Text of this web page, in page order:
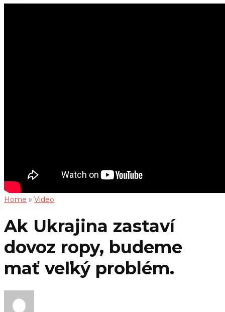
Home » Video
Ak Ukrajina zastaví
dovoz ropy, budeme
mať veľký problém.